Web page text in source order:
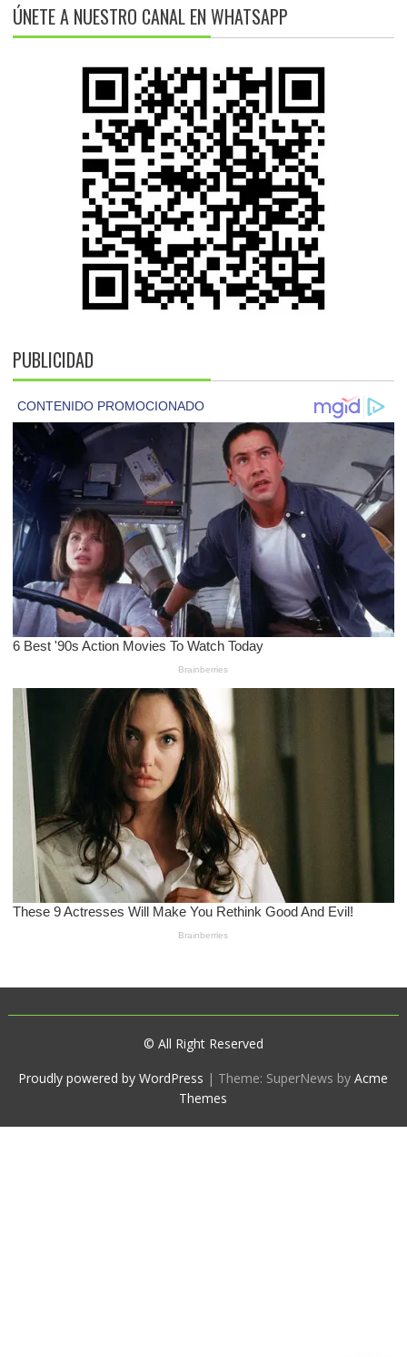
ÚNETE A NUESTRO CANAL EN WHATSAPP
PUBLICIDAD
© All Right Reserved
Proudly powered by WordPress | Theme: SuperNews byAcme
Themes